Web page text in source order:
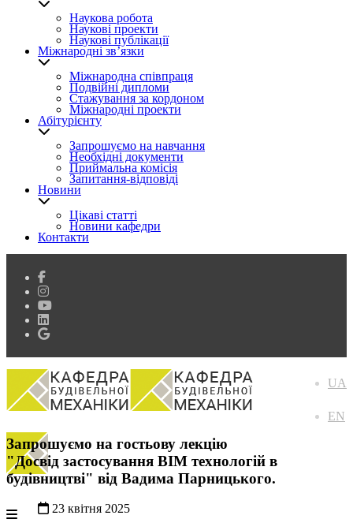
Наукова робота
Наукові проекти
Наукові публікації
Міжнародні зв’язки
Міжнародна співпраця
Подвійні дипломи
Стажування за кордоном
Міжнародні проекти
Абітурієнту
Запрошуємо на навчання
Необхідні документи
Приймальна комісія
Запитання-відповіді
Новини
Цікаві статті
Новини кафедри
Контакти
UA
EN
Запрошуємо на гостьову лекцію
"Досвід застосування BIM технологій в
будівництві" від Вадима Парницького.
23 квітня 2025